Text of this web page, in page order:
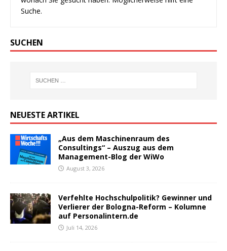
Suche.
SUCHEN
NEUESTE ARTIKEL
„Aus dem Maschinenraum des
Consultings“ – Auszug aus dem
Management-Blog der WiWo
August 3, 2026
Verfehlte Hochschulpolitik? Gewinner und
Verlierer der Bologna-Reform – Kolumne
auf Personalintern.de
Juli 14, 2026